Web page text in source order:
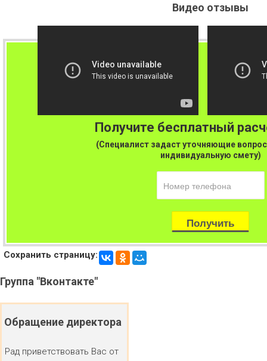
Видео отзывы
Получите бесплатный
(Специалист задаст уточняющие
индивидуальную смету)
Сохранить страницу:
Группа "Вконтакте"
Обращение директора
Рад приветствовать Вас от